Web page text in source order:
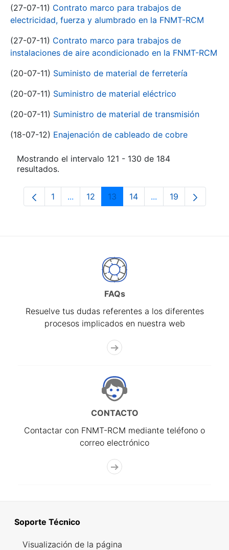
(27-07-11) Contrato marco para trabajos de
electricidad, fuerza y alumbrado en la FNMT-RCM
(27-07-11) Contrato marco para trabajos de
instalaciones de aire acondicionado en la FNMT-RCM
(20-07-11) Suministo de material de ferretería
(20-07-11) Suministro de material eléctrico
(20-07-11) Suministro de material de transmisión
(18-07-12) Enajenación de cableado de cobre
Mostrando el intervalo 121 - 130 de 184
resultados.
Página
1 ...Páginas intermedias Use TAB para
Página
12 Página
13 Página
14 ...PáginasPágina
19
FAQs
Resuelve tus dudas referentes a los diferentes
procesos implicados en nuestra web
CONTACTO
Contactar con FNMT-RCM mediante teléfono o
correo electrónico
Soporte Técnico
Visualización de la página